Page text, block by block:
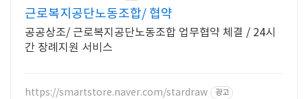
근로복지공단노동조합/ 협약
공공상조/ 근로복지공단노동조합 업무협약 체결 / 24시
간 장례지원 서비스
https://smartstore.naver.com/stardraw 광고